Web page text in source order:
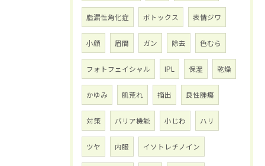
脂漏性角化症 ボトックス 表情ジワ
小顔 眉間 ガン 除去 色むら
フォトフェイシャル IPL 保湿 乾燥
かゆみ 肌荒れ 摘出 良性腫瘍
対策 バリア機能 小じわ ハリ
ツヤ 内服 イソトレチノイン